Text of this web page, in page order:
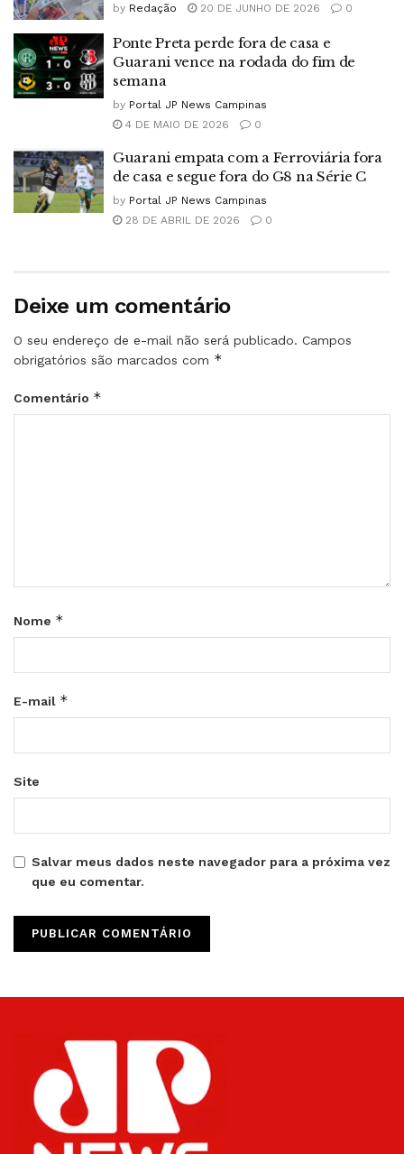
by Redação 20 DE JUNHO DE 2026 0
Ponte Preta perde fora de casa e
Guarani vence na rodada do fim de
semana
by Portal JP News Campinas
4 DE MAIO DE 2026
0
Guarani empata com a Ferroviária fora
de casa e segue fora do G8 na Série C
by Portal JP News Campinas
28 DE ABRIL DE 2026
0
Deixe um comentário
O seu endereço de e-mail não será publicado. Campos
obrigatórios são marcados com *
Comentário *
Nome *
E-mail *
Site
Salvar meus dados neste navegador para a próxima vez
que eu comentar.